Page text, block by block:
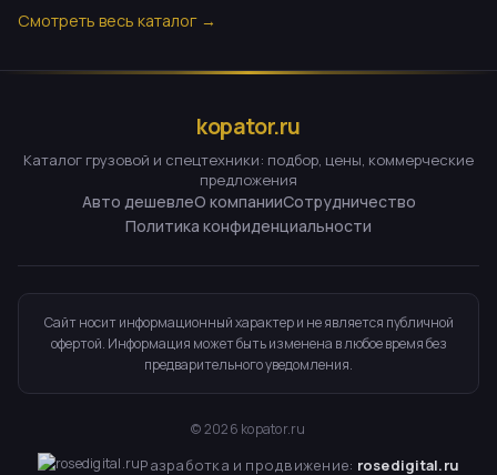
Смотреть весь каталог →
kopator.ru
Каталог грузовой и спецтехники: подбор, цены, коммерческие
предложения
Авто дешевлеО компанииСотрудничество
Политика конфиденциальности
Сайт носит информационный характер и не является публичной
офертой. Информация может быть изменена в любое время без
предварительного уведомления.
©2026 kopator.ru
Разработка и продвижение: rosedigital.ru